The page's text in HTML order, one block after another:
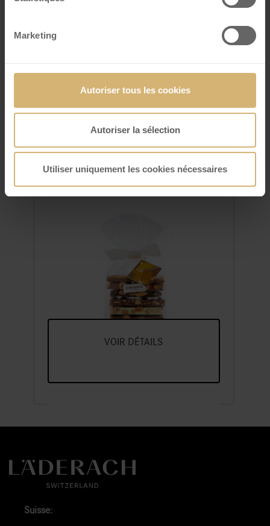
Marketing
Autoriser tous les cookies
Autoriser la sélection
Utiliser uniquement les cookies nécessaires
VOIR DÉTAILS
FrischSchoggi sachet
grand
Un Assortiment De Nos Variétés
Préférées De Chocolat Frais,
Cassées En Morceaux
VOIR DÉTAILS
Suisse: